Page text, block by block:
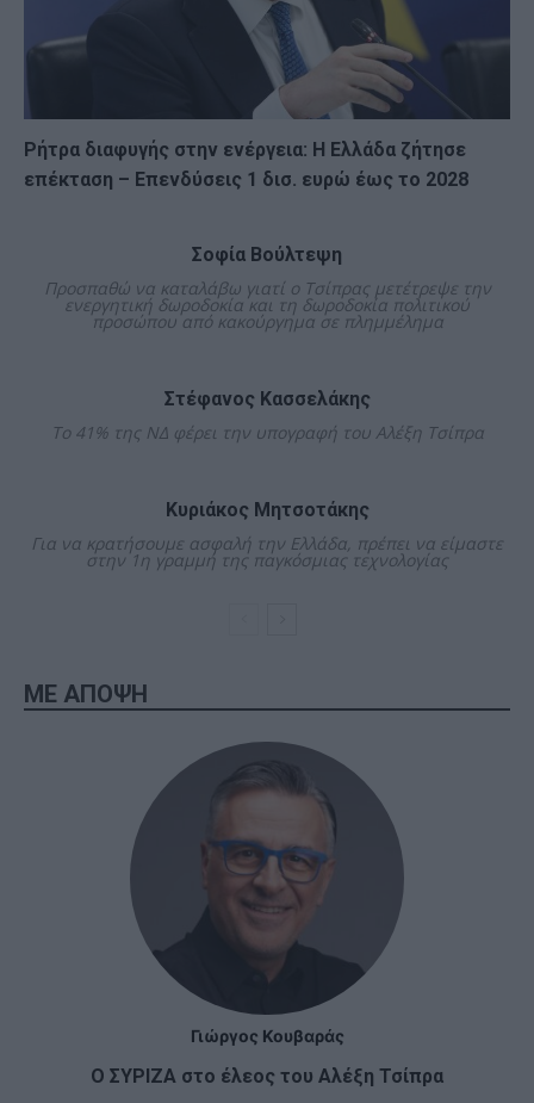
Ρήτρα διαφυγής στην ενέργεια: Η Ελλάδα ζήτησε
επέκταση – Επενδύσεις 1 δισ. ευρώ έως το 2028
Σοφία Βούλτεψη
Προσπαθώ να καταλάβω γιατί ο Τσίπρας μετέτρεψε την
ενεργητική δωροδοκία και τη δωροδοκία πολιτικού
προσώπου από κακούργημα σε πλημμέλημα
Στέφανος Κασσελάκης
Το 41% της ΝΔ φέρει την υπογραφή του Αλέξη Τσίπρα
Κυριάκος Μητσοτάκης
Για να κρατήσουμε ασφαλή την Ελλάδα, πρέπει να είμαστε
στην 1η γραμμή της παγκόσμιας τεχνολογίας
ΜΕ ΑΠΟΨΗ
Γιώργος Κουβαράς
Ο ΣΥΡΙΖΑ στο έλεος του Αλέξη Τσίπρα